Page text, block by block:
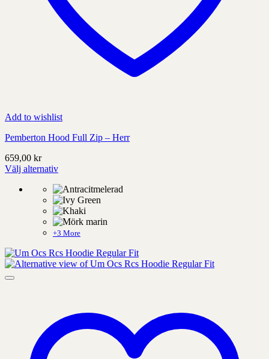
Add to wishlist
Pemberton Hood Full Zip – Herr
659,00 kr
Välj alternativ
produkt
på
produktens
sida
+3 More